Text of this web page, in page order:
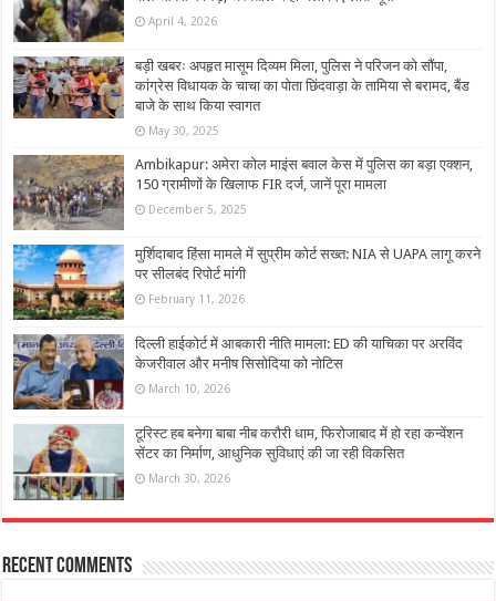
April 4, 2026
बड़ी खबरः अपहृत मासूम दिव्यम मिला, पुलिस ने परिजन को सौंपा,
कांग्रेस विधायक के चाचा का पोता छिंदवाड़ा के तामिया से बरामद, बैंड
बाजे के साथ किया स्वागत
May 30, 2025
Ambikapur: अमेरा कोल माइंस बवाल केस में पुलिस का बड़ा एक्शन,
150 ग्रामीणों के खिलाफ FIR दर्ज, जानें पूरा मामला
December 5, 2025
मुर्शिदाबाद हिंसा मामले में सुप्रीम कोर्ट सख्त: NIA से UAPA लागू करने
पर सीलबंद रिपोर्ट मांगी
February 11, 2026
दिल्ली हाईकोर्ट में आबकारी नीति मामला: ED की याचिका पर अरविंद
केजरीवाल और मनीष सिसोदिया को नोटिस
March 10, 2026
टूरिस्ट हब बनेगा बाबा नीब करौरी धाम, फिरोजाबाद में हो रहा कन्वेंशन
सेंटर का निर्माण, आधुनिक सुविधाएं की जा रही विकसित
March 30, 2026
Recent Comments